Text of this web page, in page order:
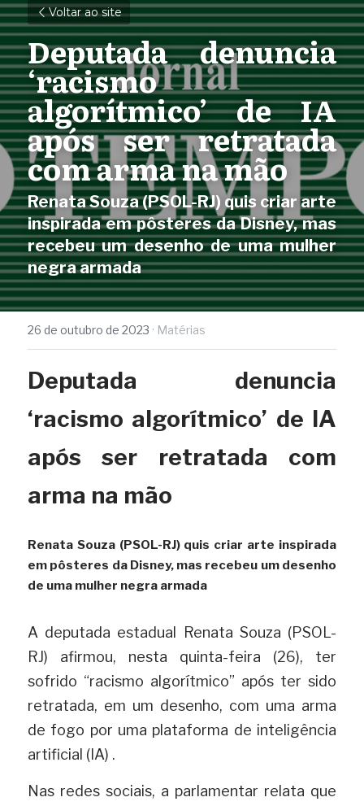
Voltar ao site
Deputada denuncia
‘racismo
algorítmico’ de IA
após ser retratada
com arma na mão
Renata Souza (PSOL-RJ) quis criar arte
inspirada em pôsteres da Disney, mas
recebeu um desenho de uma mulher
negra armada
26 de outubro de 2023 · Matérias
Deputada denuncia
‘racismo algorítmico’ de IA
após ser retratada com
arma na mão
Renata Souza (PSOL-RJ) quis criar arte inspirada
em pôsteres da Disney, mas recebeu um desenho
de uma mulher negra armada
A deputada estadual Renata Souza (PSOL-
RJ) afirmou, nesta quinta-feira (26), ter
sofrido “racismo algorítmico” após ter sido
retratada, em um desenho, com uma arma
de fogo por uma plataforma de inteligência
artificial (IA) .
Nas redes sociais, a parlamentar relata que